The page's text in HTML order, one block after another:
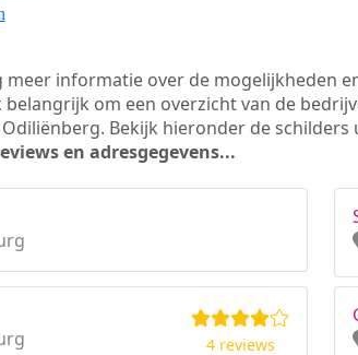
meer informatie over de mogelijkheden
om een overzicht van de
Bekijk hieronder de
en adresgegevens...
4 reviews